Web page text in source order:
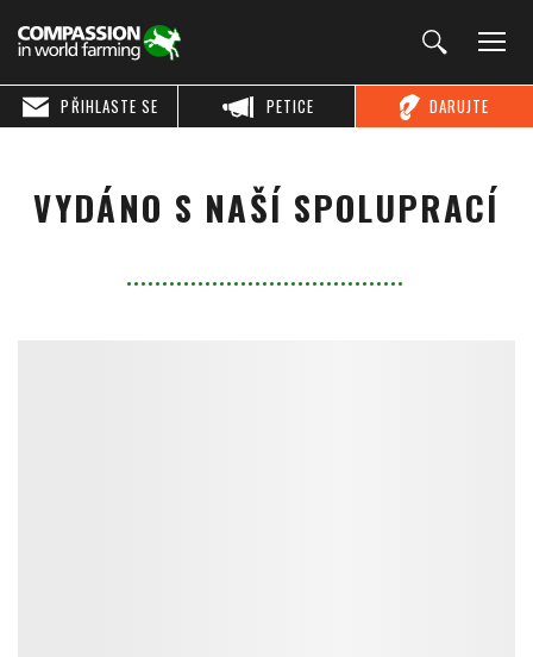
DARUJTE
PETICE
PŘIHLASTE SE
VYDÁNO S NAŠÍ SPOLUPRACÍ